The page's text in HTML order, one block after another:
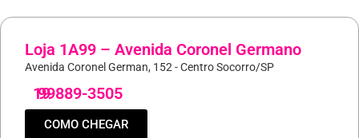
Loja 1A99 – Avenida Coronel Germano
Avenida Coronel German, 152 - Centro Socorro/SP
19
99889-3505
COMO CHEGAR